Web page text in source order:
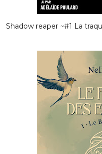
Shadow reaper ~#1 La